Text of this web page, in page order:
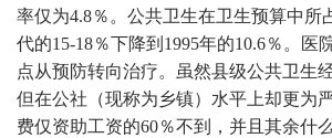
率仅为4.8％。公共卫生在卫生预算中所
代的15-18％下降到1995年的10.6％。医
点从预防转向治疗。虽然县级公共卫生
但在公社（现称为乡镇）水平上却更为
费仅资助工资的60％不到，并且其余什